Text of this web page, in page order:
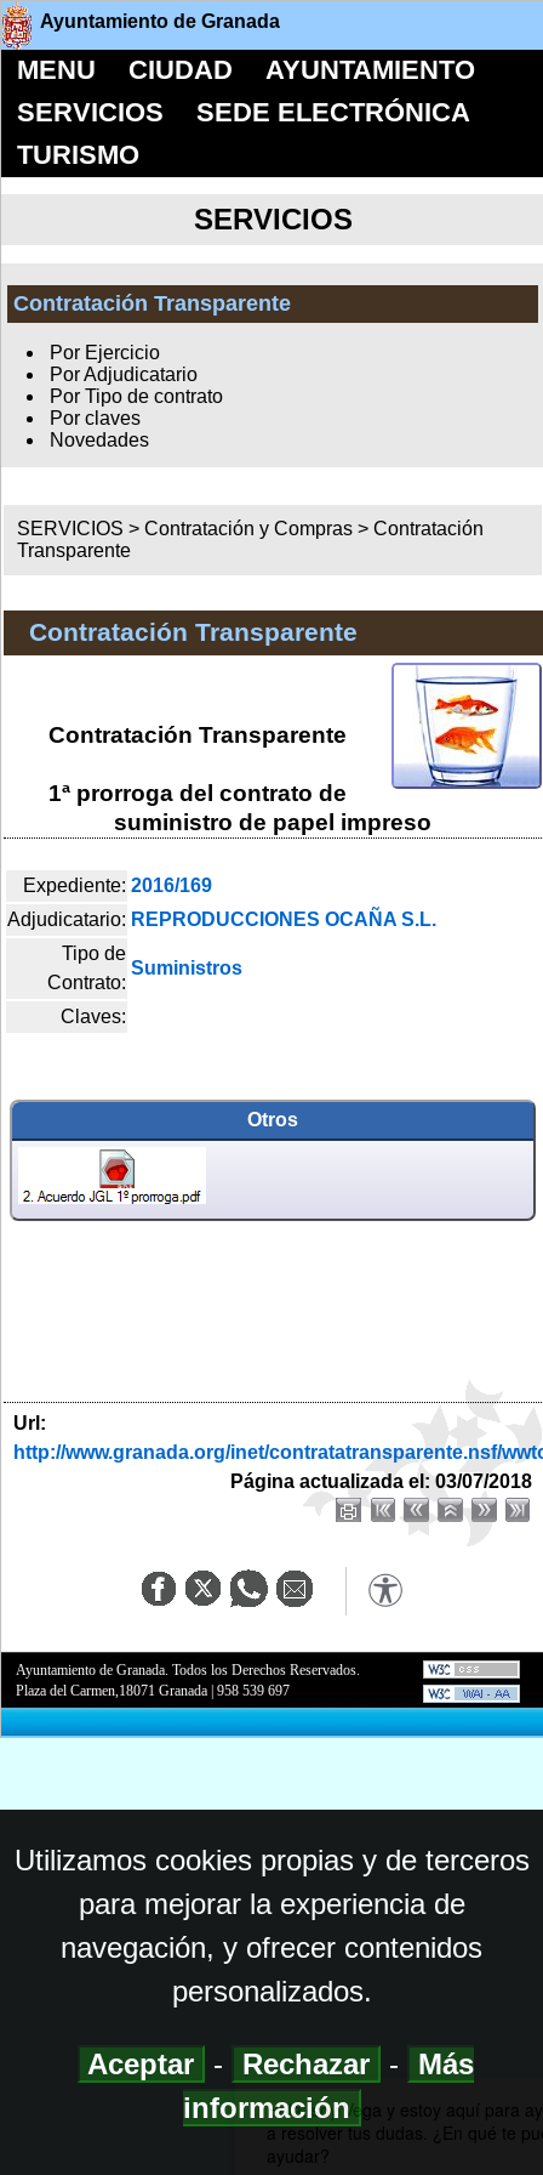
Ayuntamiento de Granada
MENU CIUDAD
AYUNTAMIENTO
SERVICIOS
SEDE ELECTRÓNICA
TURISMO
SERVICIOS
Contratación Transparente
Por Ejercicio
Por Adjudicatario
Por Tipo de contrato
Por claves
Novedades
SERVICIOS >Contratación y Compras >Contratación
Transparente
Contratación Transparente
Contratación Transparente
1ª prorroga del contrato de
suministro de papel impreso
Expediente: 2016/169
Adjudicatario: REPRODUCCIONES OCAÑA S.L.
Tipo de
Contrato:
Suministros
Claves:
Otros
Url:
http://www.granada.org/inet/contratatransparente.nsf/
Página actualizada el: 03/07/2018
Ayuntamiento de Granada. Todos los Derechos Reservados.
Plaza del Carmen,18071 Granada |958 539 697
Utilizamos cookies propias y de terceros
para mejorar la experiencia de
navegación, y ofrecer contenidos
personalizados.
Aceptar - Rechazar -
Más
información